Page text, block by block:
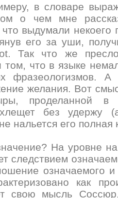
в словаре
о чем мне
выдумали некоего
его за уши,
Так что же
том, что в языке
фразеологизмов.
желания. Вот
проделанной в
хлещет без удержу
нальется его полная
На уровне
следствием
означаемого
как
свою мысль